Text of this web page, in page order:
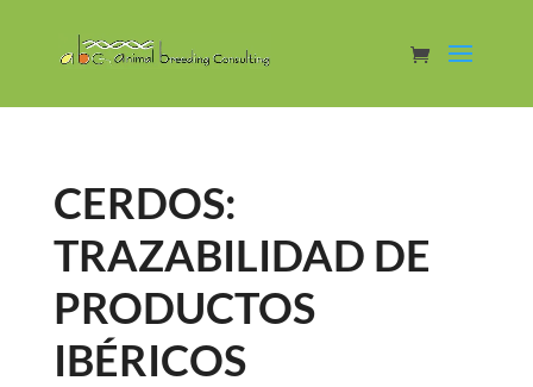
CERDOS:
TRAZABILIDAD DE
PRODUCTOS
IBÉRICOS